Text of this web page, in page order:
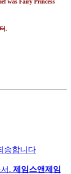
.
송합니다
. 제임스앤제임